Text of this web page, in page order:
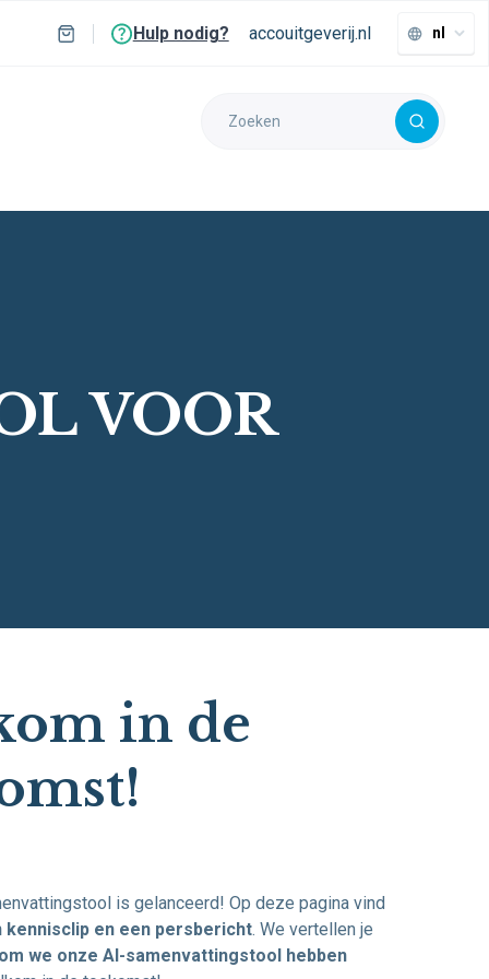
Hulp nodig? accouitgeverij.nl nl
VOOR
in de
is gelanceerd! Op deze pagina vind
kennisclip en een persbericht. We vertellen je
we onze AI-samenvattingstool hebben